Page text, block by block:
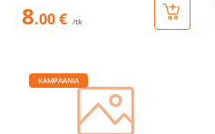
8.00 € /tk
KAMPAANIA